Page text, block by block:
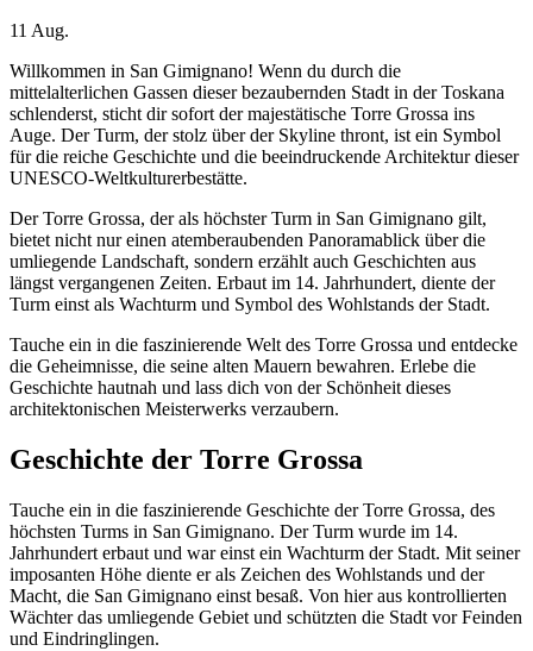
11 Aug.
Willkommen in San Gimignano! Wenn du durch die
mittelalterlichen Gassen dieser bezaubernden Stadt in der Toskana
schlenderst, sticht dir sofort der majestätische Torre Grossa ins
Auge. Der Turm, der stolz über der Skyline thront, ist ein Symbol
für die reiche Geschichte und die beeindruckende Architektur dieser
UNESCO-Weltkulturerbestätte.
Der Torre Grossa, der als höchster Turm in San Gimignano gilt,
bietet nicht nur einen atemberaubenden Panoramablick über die
umliegende Landschaft, sondern erzählt auch Geschichten aus
längst vergangenen Zeiten. Erbaut im 14. Jahrhundert, diente der
Turm einst als Wachturm und Symbol des Wohlstands der Stadt.
Tauche ein in die faszinierende Welt des Torre Grossa und entdecke
die Geheimnisse, die seine alten Mauern bewahren. Erlebe die
Geschichte hautnah und lass dich von der Schönheit dieses
architektonischen Meisterwerks verzaubern.
Geschichte der Torre Grossa
Tauche ein in die faszinierende Geschichte der Torre Grossa, des
höchsten Turms in San Gimignano. Der Turm wurde im 14.
Jahrhundert erbaut und war einst ein Wachturm der Stadt. Mit seiner
imposanten Höhe diente er als Zeichen des Wohlstands und der
Macht, die San Gimignano einst besaß. Von hier aus kontrollierten
Wächter das umliegende Gebiet und schützten die Stadt vor Feinden
und Eindringlingen.